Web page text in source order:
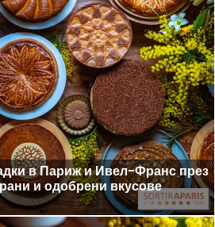
в Париж и Ивел-Франс през
и одобрени вкусове